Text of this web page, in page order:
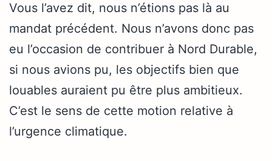
Vous l’avez dit, nous n’étions pas là au
mandat précédent. Nous n’avons donc pas
eu l’occasion de contribuer à Nord Durable,
si nous avions pu, les objectifs bien que
louables auraient pu être plus ambitieux.
C’est le sens de cette motion relative à
l’urgence climatique.